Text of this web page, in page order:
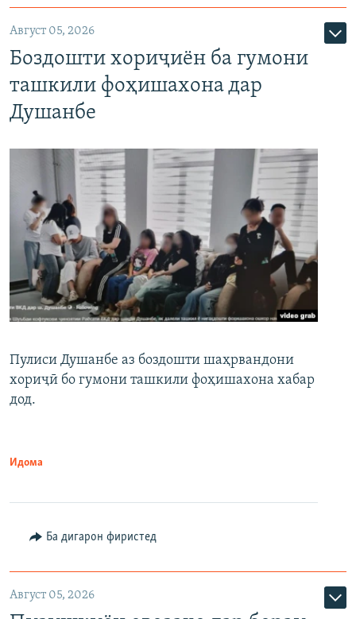
Август 05, 2026
Боздошти хориҷиён ба гумони
ташкили фоҳишахона дар
Душанбе
Пулиси Душанбе аз боздошти шаҳрвандони
хориҷӣ бо гумони ташкили фоҳишахона хабар
дод.
Идома
Ба дигарон фиристед
Август 05, 2026